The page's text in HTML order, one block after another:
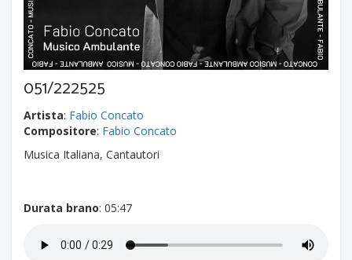
051/222525
Artista: Fabio Concato
Compositore: Fabio Concato
Musica Italiana, Cantautori
Durata brano: 05:47